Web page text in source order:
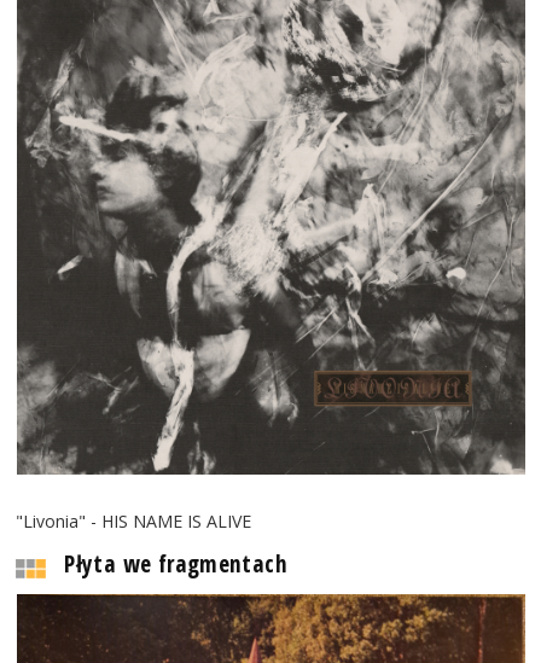
"Livonia" - HIS NAME IS ALIVE
Płyta we fragmentach